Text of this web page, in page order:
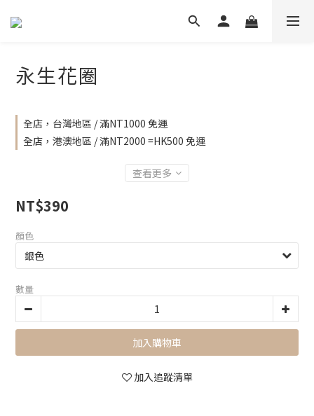
永生花圈
全店，台灣地區 / 滿NT1000 免運
全店，港澳地區 / 滿NT2000 =HK500 免運
查看更多
NT$390
顏色
數量
加入購物車
加入追蹤清單